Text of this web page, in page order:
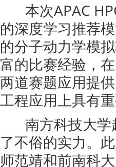
本次APAC
的深度学习推荐
的分子动力学模
富的比赛经验，
两道赛题应用提
工程应用上具有重
南方科技大学
了不俗的实力。
师范靖和前南科